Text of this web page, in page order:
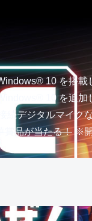
10 を搭載
10 を追加
続デジタルマイク
賞品が当たる！※開